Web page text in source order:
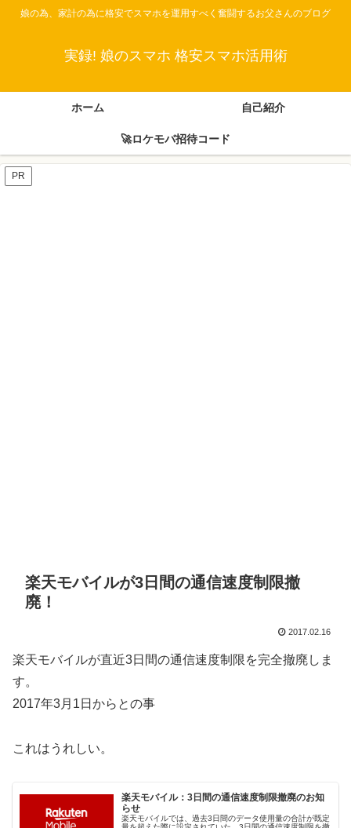
娘の為、家計の為に格安でスマホを運用すべく奮闘するお父さんのブログ
実録! 娘のスマホ 格安スマホ活用術
ホーム 自己紹介
🚀ロケモバ招待コード
PR
楽天モバイルが3日間の通信速度制限撤
廃！
2017.02.16
楽天モバイルが直近3日間の通信速度制限を完全撤廃しま
す。
2017年3月1日からとの事
これはうれしい。
楽天モバイル：3日間の通信速度制限撤廃のお知
らせ
楽天モバイルでは、過去3日間のデータ使用量の合計が既定